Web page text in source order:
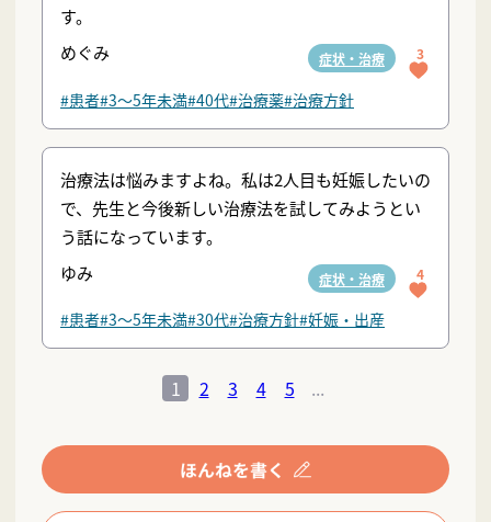
す。
めぐみ
症状・治療 3
#患者#3〜5年未満#40代#治療薬#治療方針
治療法は悩みますよね。私は2人目も妊娠したいの
で、先生と今後新しい治療法を試してみようとい
う話になっています。
ゆみ
症状・治療 4
#患者#3〜5年未満#30代#治療方針#妊娠・出産
1 2 3 4 5 ...